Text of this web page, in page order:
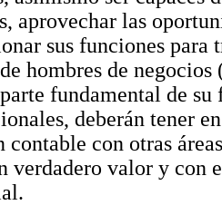
aprovechar las
sus funciones
hombres de
fundamental de
deberán tener
contable con otras
verdadero valor y con